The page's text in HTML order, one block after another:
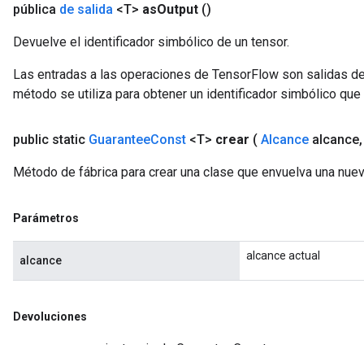
pública de salida <T> asOutput ()
Devuelve el identificador simbólico de un tensor.
Las entradas a las operaciones de TensorFlow son salidas
método se utiliza para obtener un identificador simbólico
public static GuaranteeConst <T> crear ( Alcance alcance,
Método de fábrica para crear una clase que envuelva una
Parámetros
alcance alcance actual
Devoluciones